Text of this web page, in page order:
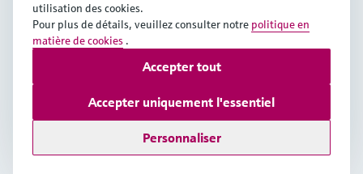
CHE•Français
Copyright © Endress+Hauser Group Services AG
Mentions légales
Conditions d'utilisation
Protection des données
Legal & Conditions generales
utilisation des cookies.
Pour plus de détails, veuillez consulter notre politique en
matière de cookies .
Personnaliser
Accepter uniquement l'essentiel
Accepter tout